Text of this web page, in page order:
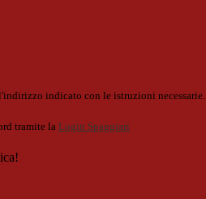
indicato con le istruzioni necessarie.
tramite la Login Spaggiari